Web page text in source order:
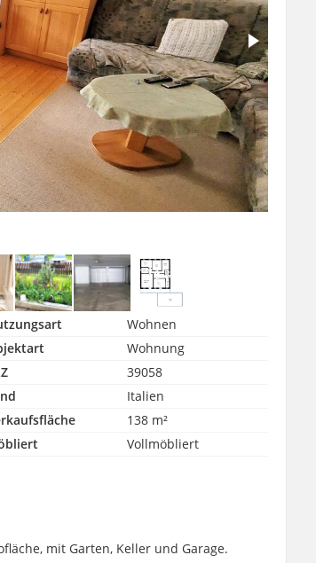
Wohnen
Wohnung
39058
Italien
138 m²
Vollmöbliert
mit Garten, Keller und Garage.